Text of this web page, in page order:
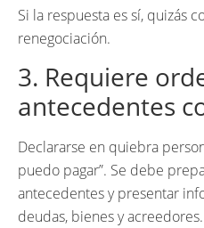
Si la respuesta es sí, quizás
renegociación.
3. Requiere
antecedentes
Declararse en quiebra
puedo pagar”. Se debe
antecedentes y presentar
deudas, bienes y acreedores.